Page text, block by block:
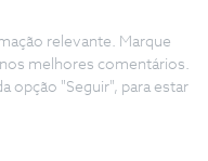
relevante. Marque
melhores comentários.
opção "Seguir", para estar